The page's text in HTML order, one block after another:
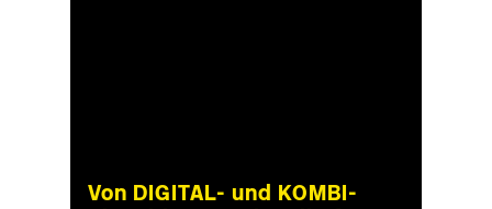
Von DIGITAL- und KOMBI-